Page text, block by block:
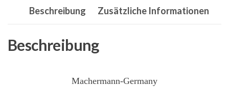
Fahrantrieb
1500
Beschreibung Zusätzliche Informationen
Beschreibung
Machermann-Germany